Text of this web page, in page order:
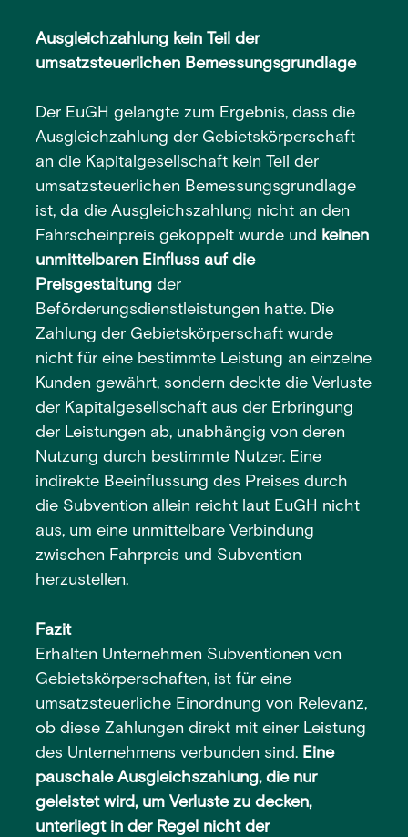
Ausgleichzahlung kein Teil der
umsatzsteuerlichen Bemessungsgrundlage
Der EuGH gelangte zum Ergebnis, dass die
Ausgleichzahlung der Gebietskörperschaft
an die Kapitalgesellschaft kein Teil der
umsatzsteuerlichen Bemessungsgrundlage
ist, da die Ausgleichszahlung nicht an den
Fahrscheinpreis gekoppelt wurde und keinen
unmittelbaren Einfluss auf die
Preisgestaltung der
Beförderungsdienstleistungen hatte. Die
Zahlung der Gebietskörperschaft wurde
nicht für eine bestimmte Leistung an einzelne
Kunden gewährt, sondern deckte die Verluste
der Kapitalgesellschaft aus der Erbringung
der Leistungen ab, unabhängig von deren
Nutzung durch bestimmte Nutzer. Eine
indirekte Beeinflussung des Preises durch
die Subvention allein reicht laut EuGH nicht
aus, um eine unmittelbare Verbindung
zwischen Fahrpreis und Subvention
herzustellen.
Fazit
Erhalten Unternehmen Subventionen von
Gebietskörperschaften, ist für eine
umsatzsteuerliche Einordnung von Relevanz,
ob diese Zahlungen direkt mit einer Leistung
des Unternehmens verbunden sind. Eine
pauschale Ausgleichszahlung, die nur
geleistet wird, um Verluste zu decken,
unterliegt in der Regel nicht der